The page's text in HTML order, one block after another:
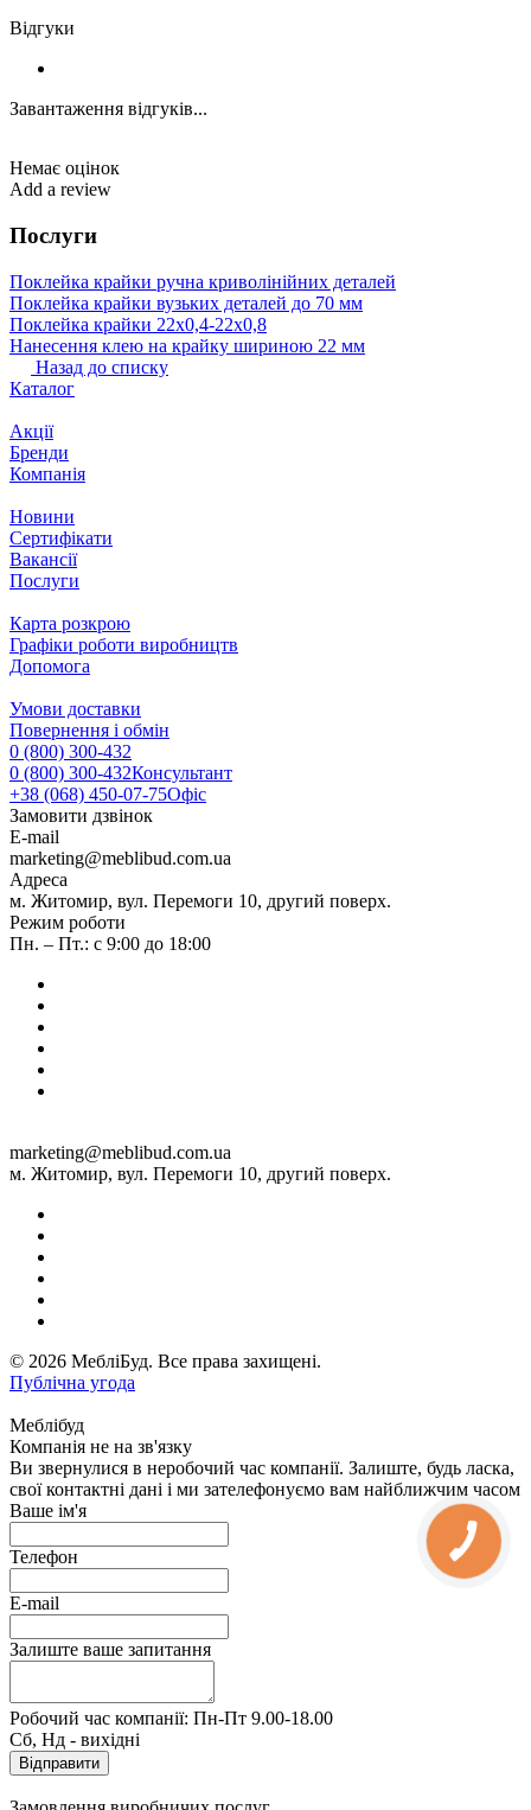
Відгуки
Завантаження відгуків...
Немає оцінок
Add a review
Послуги
Поклейка крайки ручна криволінійних деталей
Поклейка крайки вузьких деталей до 70 мм
Поклейка крайки 22х0,4-22х0,8
Нанесення клею на крайку шириною 22 мм
Назад до списку
Каталог
Акції
Бренди
Компанія
Новини
Сертифікати
Вакансії
Послуги
Карта розкрою
Графіки роботи виробництв
Допомога
Умови доставки
Повернення і обмін
0 (800) 300-432
0 (800) 300-432Консультант
+38 (068) 450-07-75Офіс
Замовити дзвінок
E-mail
marketing@meblibud.com.ua
Адреса
м. Житомир, вул. Перемоги 10, другий поверх.
Режим роботи
Пн. – Пт.: с 9:00 до 18:00
marketing@meblibud.com.ua
м. Житомир, вул. Перемоги 10, другий поверх.
© 2026 МебліБуд. Все права захищені.
Публічна угода
Меблібуд
Компанія не на зв'язку
Ви звернулися в неробочий час компанії. Залиште, будь ласка,
свої контактні дані і ми зателефонуємо вам найближчим часом
Ваше ім'я
Телефон
E-mail
Залиште ваше запитання
Робочий час компанії: Пн-Пт 9.00-18.00
Сб, Нд - вихідні